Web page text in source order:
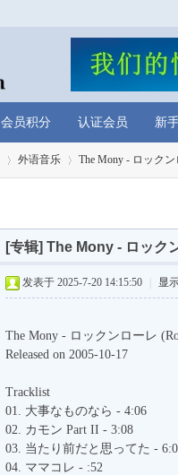
会员积分 认证会员 新
外语音乐 The Mony - ロック
[专辑] The Mony - ロック
发表于 2025-7-20 14:15:50 显
The Mony - ロックンローレ
Released on 2005-10-17
Tracklist
01. 大事なものなら - 4:06
02. カモン Part II - 3:08
03. 当たり前だと思ってた -
04. ママコレ - :52